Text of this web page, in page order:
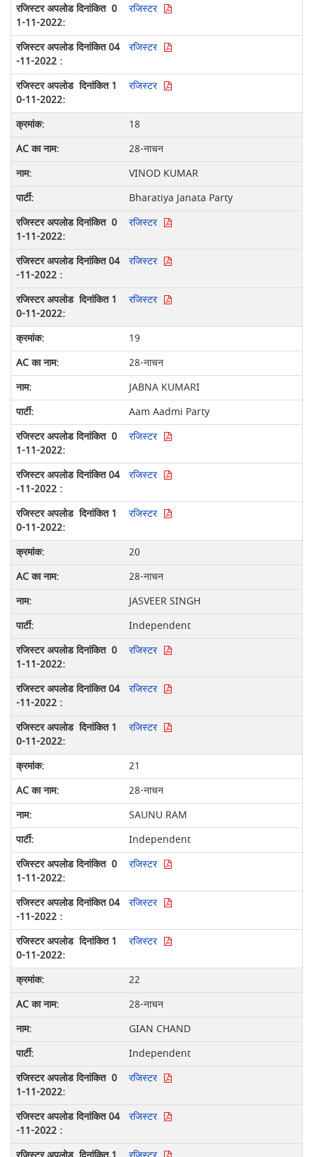
रजिस्टर
रजिस्टर
रजिस्टर
18
28-नाचन
VINOD KUMAR
Bharatiya Janata Party
रजिस्टर
रजिस्टर
रजिस्टर
19
28-नाचन
JABNA KUMARI
Aam Aadmi Party
रजिस्टर
रजिस्टर
रजिस्टर
20
28-नाचन
JASVEER SINGH
Independent
रजिस्टर
रजिस्टर
रजिस्टर
21
28-नाचन
SAUNU RAM
Independent
रजिस्टर
रजिस्टर
रजिस्टर
22
28-नाचन
GIAN CHAND
Independent
रजिस्टर
रजिस्टर